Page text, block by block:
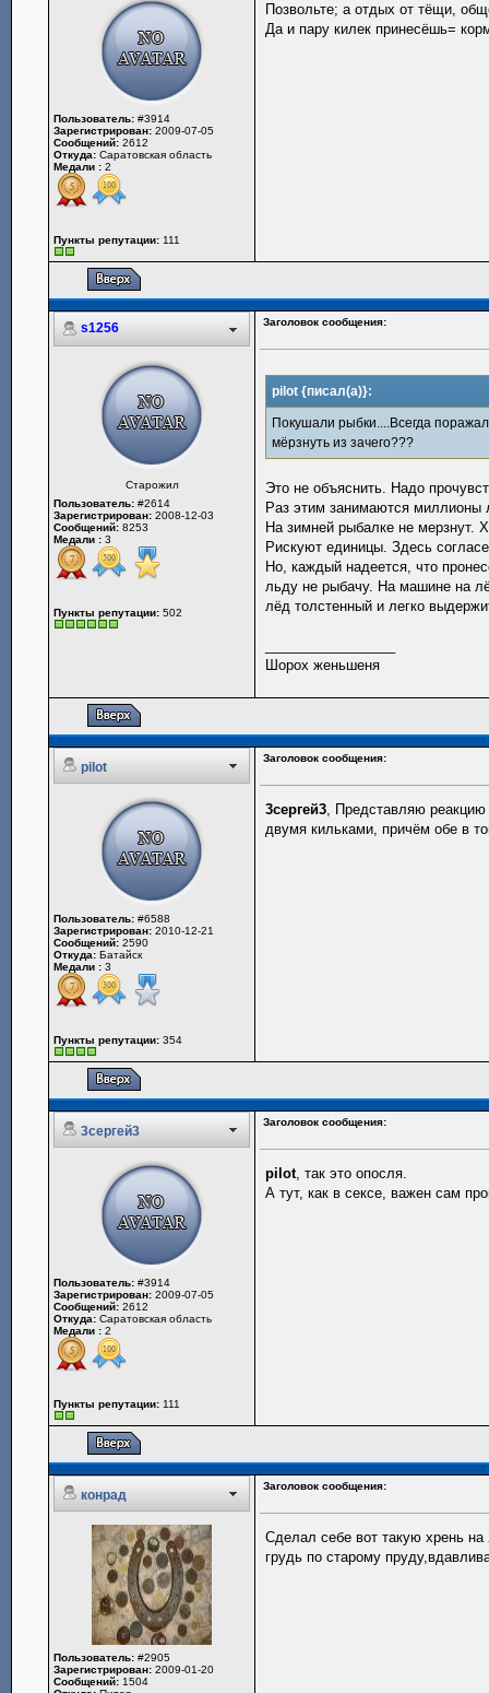
Пользователь: #3914
Зарегистрирован: 2009-07-05
Сообщений: 2612
Откуда: Саратовская область
Медали : 2
Пункты репутации: 111
Позвольте; а отдых от тёщи,
Да и пару килек принесёшь=
s1256 Заголовок сообщения:
Старожил
Пользователь: #2614
Зарегистрирован: 2008-12-03
Сообщений: 8253
Медали : 3
Пункты репутации: 502
pilot {писал(а)}:
Покушали рыбки....Всегда
мёрзнуть из зачего???
Это не объяснить. Надо
Раз этим занимаются миллионы
На зимней рыбалке не мерзнут.
Рискуют единицы. Здесь
Но, каждый надеется, что
льду не рыбачу. На машине на
лёд толстенный и легко
Шорох женьшеня
pilot
Заголовок сообщения:
Пользователь: #6588
Зарегистрирован: 2010-12-21
Сообщений: 2590
Откуда: Батайск
Медали : 3
Пункты репутации: 354
3сергей3, Представляю
двумя кильками, причём обе в
3сергей3
Заголовок сообщения:
Пользователь: #3914
Зарегистрирован: 2009-07-05
Сообщений: 2612
Откуда: Саратовская область
Медали : 2
Пункты репутации: 111
pilot, так это опосля.
А тут, как в сексе, важен сам
конрад
Заголовок сообщения:
Пользователь: #2905
Зарегистрирован: 2009-01-20
Сообщений: 1504
Сделал себе вот такую хрень на
грудь по старому